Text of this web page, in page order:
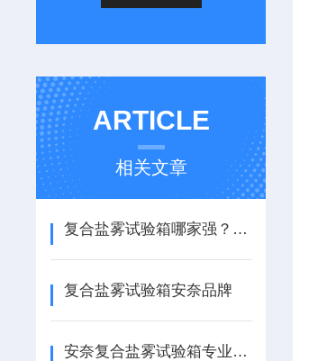
ARTICLE
相关文章
复合盐雾试验箱哪家强？南京安奈定制化服务与出色性能双优推荐
复合盐雾试验箱安奈品牌
安奈复合盐雾试验箱专业测评：精准模拟复杂腐蚀环境，助力工业可靠性检测